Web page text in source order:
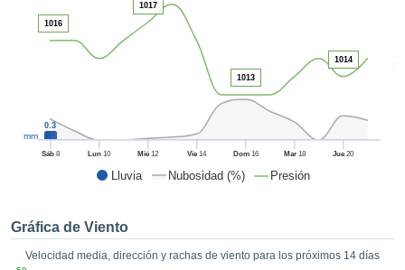
el botón
nuestros
nos
un perfil
para
y
CONTINUAR
CONFIGURACIÓN
Lluvia Nubosidad (%) Presión
50
Sáb8 Lun 10 Mié 12 Vie 14 Dom16 Mar18 Jue 20
mm
0.3
1016
1017
1013
1014
Gráfica de Viento
Velocidad media, dirección y rachas de viento para los próximos 14 días